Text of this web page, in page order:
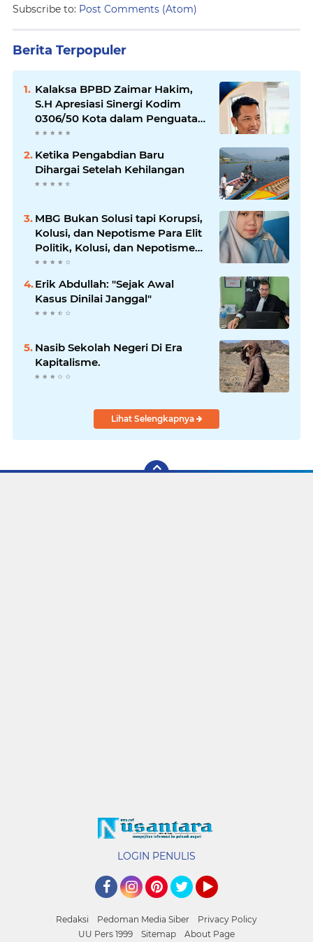
Subscribe to: Post Comments (Atom)
Berita Terpopuler
Kalaksa BPBD Zaimar Hakim,
S.H Apresiasi Sinergi Kodim
0306/50 Kota dalam Penguatan
Mitigasi dan Penanganan
Ketika Pengabdian Baru
Dihargai Setelah Kehilangan
MBG Bukan Solusi tapi Korupsi,
Kolusi, dan Nepotisme Para Elit
Politik, Kolusi, dan Nepotisme
Para Elit Politik
Erik Abdullah: "Sejak Awal
Kasus Dinilai Janggal"
Nasib Sekolah Negeri Di Era
Kapitalisme.
Lihat Selengkapnya
LOGIN PENULIS
Redaksi Pedoman Media Siber
Privacy Policy
UU Pers 1999
Sitemap About Page